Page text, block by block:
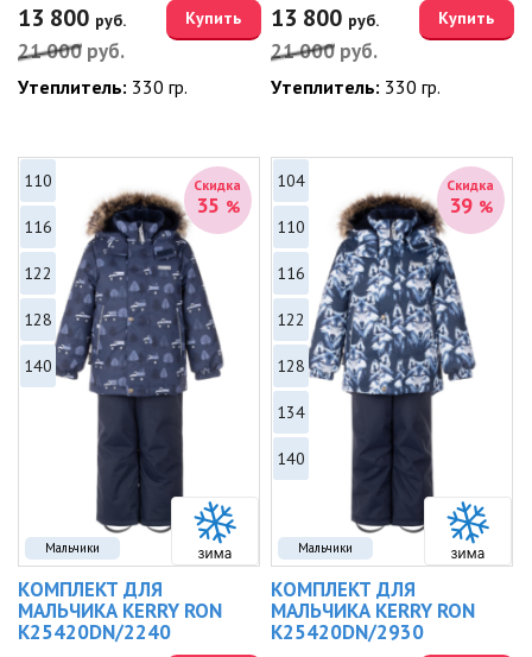
13 800 руб.
21 000 руб.
Купить
Утеплитель: 330 гр.
13 800 руб.
21 000 руб.
Купить
Утеплитель: 330 гр.
Мальчики
Скидка
35 %
110
116
122
128
140
КОМПЛЕКТ ДЛЯ
МАЛЬЧИКА KERRY RON
K25420DN/2240
Мальчики
Скидка
39 %
104
110
116
122
128
134
140
КОМПЛЕКТ ДЛЯ
МАЛЬЧИКА KERRY RON
K25420DN/2930